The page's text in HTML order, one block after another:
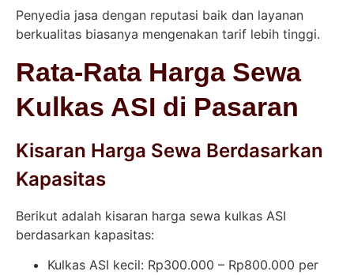
Penyedia jasa dengan reputasi baik dan layanan
berkualitas biasanya mengenakan tarif lebih tinggi.
Rata-Rata Harga Sewa
Kulkas ASI di Pasaran
Kisaran Harga Sewa Berdasarkan
Kapasitas
Berikut adalah kisaran harga sewa kulkas ASI
berdasarkan kapasitas:
Kulkas ASI kecil: Rp300.000 – Rp800.000 per